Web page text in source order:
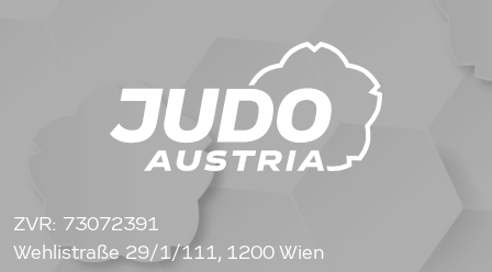
ZVR: 73072391
Wehlistraße 29/1/111, 1200 Wien